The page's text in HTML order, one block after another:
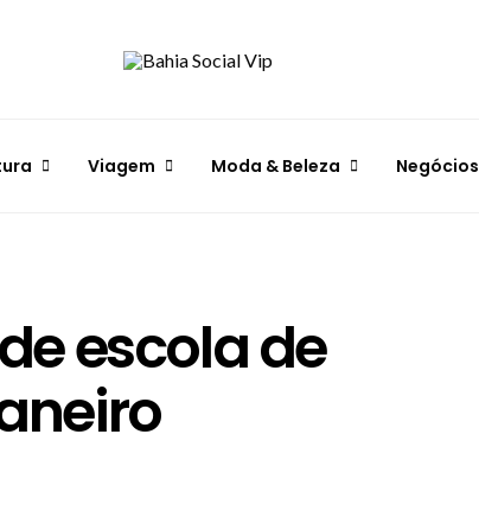
Viagem Moda & Beleza Negócios
escola de